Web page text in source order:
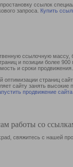
ссылок
запроса. Купить
ссылочную
и позиции более
и сроки продвижения.
страниц
сайту занять
продвижение сайта
работы со
свяжитесь с нашей